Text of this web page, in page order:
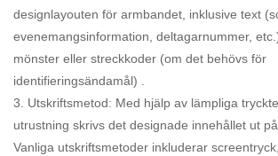
designlayouten för armbandet, inklusive text
evenemangsinformation, deltagarnummer,
mönster eller streckkoder (om det behövs för
identifieringsändamål) .
3. Utskriftsmetod: Med hjälp av lämpliga
utrustning skrivs det designade innehållet ut
Vanliga utskriftsmetoder inkluderar